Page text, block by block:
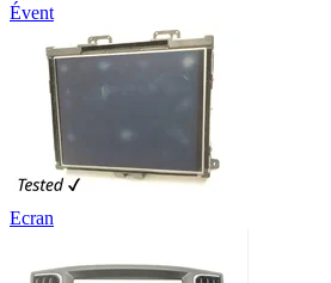
Évent
Ecran